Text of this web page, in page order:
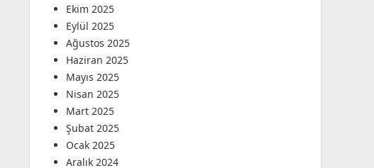
Ekim 2025
Eylül 2025
Ağustos 2025
Haziran 2025
Mayıs 2025
Nisan 2025
Mart 2025
Şubat 2025
Ocak 2025
Aralık 2024